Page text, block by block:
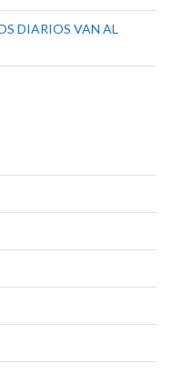
DIARIOS VAN AL